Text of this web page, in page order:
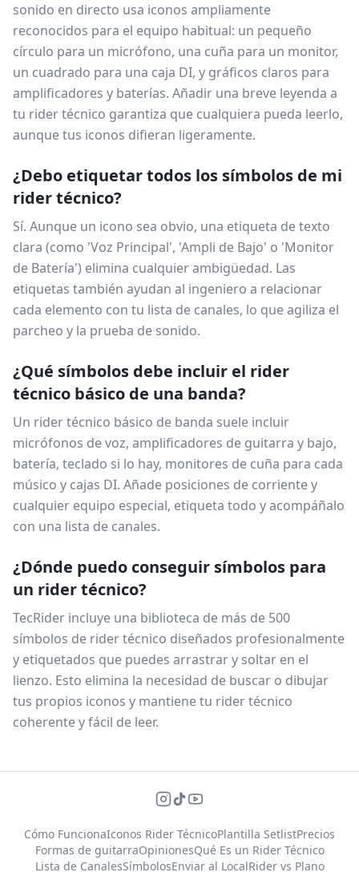
sonido en directo usa iconos ampliamente
reconocidos para el equipo habitual: un pequeño
círculo para un micrófono, una cuña para un monitor,
un cuadrado para una caja DI, y gráficos claros para
amplificadores y baterías. Añadir una breve leyenda a
tu rider técnico garantiza que cualquiera pueda leerlo,
aunque tus iconos difieran ligeramente.
¿Debo etiquetar todos los símbolos de mi
rider técnico?
Sí. Aunque un icono sea obvio, una etiqueta de texto
clara (como 'Voz Principal', 'Ampli de Bajo' o 'Monitor
de Batería') elimina cualquier ambigüedad. Las
etiquetas también ayudan al ingeniero a relacionar
cada elemento con tu lista de canales, lo que agiliza el
parcheo y la prueba de sonido.
¿Qué símbolos debe incluir el rider
técnico básico de una banda?
Un rider técnico básico de banda suele incluir
micrófonos de voz, amplificadores de guitarra y bajo,
batería, teclado si lo hay, monitores de cuña para cada
músico y cajas DI. Añade posiciones de corriente y
cualquier equipo especial, etiqueta todo y acompáñalo
con una lista de canales.
¿Dónde puedo conseguir símbolos para
un rider técnico?
TecRider incluye una biblioteca de más de 500
símbolos de rider técnico diseñados profesionalmente
y etiquetados que puedes arrastrar y soltar en el
lienzo. Esto elimina la necesidad de buscar o dibujar
tus propios iconos y mantiene tu rider técnico
coherente y fácil de leer.
Cómo FuncionaIconos Rider TécnicoPlantilla SetlistPrecios
Formas de guitarraOpinionesQué Es un Rider Técnico
Lista de CanalesSímbolosEnviar al LocalRider vs Plano